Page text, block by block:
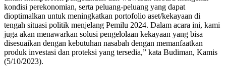
kondisi perekonomian, serta peluang-peluang yang dapat
dioptimalkan untuk meningkatkan portofolio aset/kekayaan di
tengah situasi politik menjelang Pemilu 2024. Dalam acara ini, kami
juga akan menawarkan solusi pengelolaan kekayaan yang bisa
disesuaikan dengan kebutuhan nasabah dengan memanfaatkan
produk investasi dan proteksi yang tersedia,” kata Budiman, Kamis
(5/10/2023).